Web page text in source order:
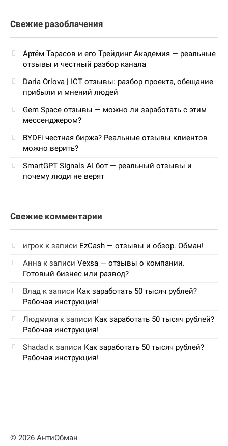
Свежие разоблачения
Артём Тарасов и его Трейдинг Академия — реальные
отзывы и честный разбор канала
Daria Orlova | ICT отзывы: разбор проекта, обещание
прибыли и мнений людей
Gem Space отзывы — можно ли заработать с этим
мессенджером?
BYDFi честная биржа? Реальные отзывы клиентов
можно верить?
SmartGPT SIgnals AI бот — реальный отзывы и
почему люди не верят
Свежие комментарии
игрок к записи EzCash — отзывы и обзор. Обман!
Анна к записи Vexsa — отзывы о компании.
Готовый бизнес или развод?
Влад к записи Как заработать 50 тысяч рублей?
Рабочая инструкция!
Людмила к записи Как заработать 50 тысяч рублей?
Рабочая инструкция!
Shadad к записи Как заработать 50 тысяч рублей?
Рабочая инструкция!
© 2026 АнтиОбман